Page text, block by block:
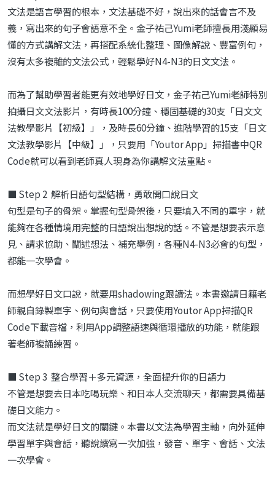
文法是語言學習的根本，文法基礎不好，說出來的話會言不及
義，寫出來的句子會語意不全。金子祐己Yumi老師擅長用淺顯易
懂的方式講解文法，再搭配系統化整理、圖像解說、豐富例句，
沒有太多複雜的文法公式，輕鬆學好N4-N3的日文文法。
而為了幫助學習者能更有效地學好日文，金子祐己Yumi老師特別
拍攝日文文法影片，有時長100分鐘、穩固基礎的30支「日文文
法教學影片【初級】」，及時長60分鐘、進階學習的15支「日文
文法教學影片【中級】」，只要用「Youtor App」掃描書中QR
Code就可以看到老師真人現身為你講解文法重點。
■ Step 2 解析日語句型結構，勇敢開口說日文
句型是句子的骨架。掌握句型骨架後，只要填入不同的單字，就
能夠在各種情境用完整的日語說出想說的話。不管是想要表示意
見、請求協助、闡述想法、補充舉例，各種N4-N3必會的句型，
都能一次學會。
而想學好日文口說，就要用shadowing跟讀法。本書邀請日籍老
師親自錄製單字、例句與會話，只要使用Youtor App掃描QR
Code下載音檔，利用App調整語速與循環播放的功能，就能跟
著老師複誦練習。
■ Step 3 整合學習＋多元資源，全面提升你的日語力
不管是想要去日本吃喝玩樂、和日本人交流聊天，都需要具備基
礎日文能力。
而文法就是學好日文的關鍵。本書以文法為學習主軸，向外延伸
學習單字與會話，聽說讀寫一次加強，發音、單字、會話、文法
一次學會。